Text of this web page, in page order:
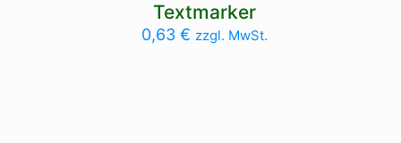
Textmarker
0,63 € zzgl. MwSt.